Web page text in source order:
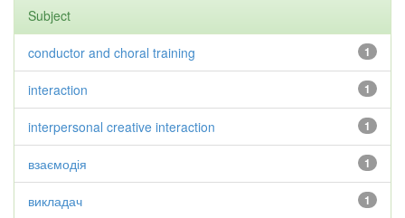
Subject
1
conductor and choral training
1
interaction
1
interpersonal creative interaction
1
взаємодія
1
викладач